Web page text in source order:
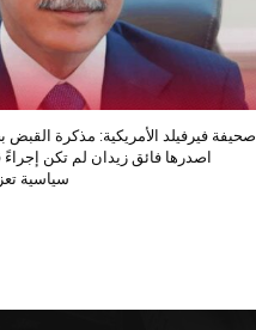
صحيفة فيرفيلد الأمريكية: مذكرة
اصدرها فائق زيدان لم تكن إجراءً
سياسية